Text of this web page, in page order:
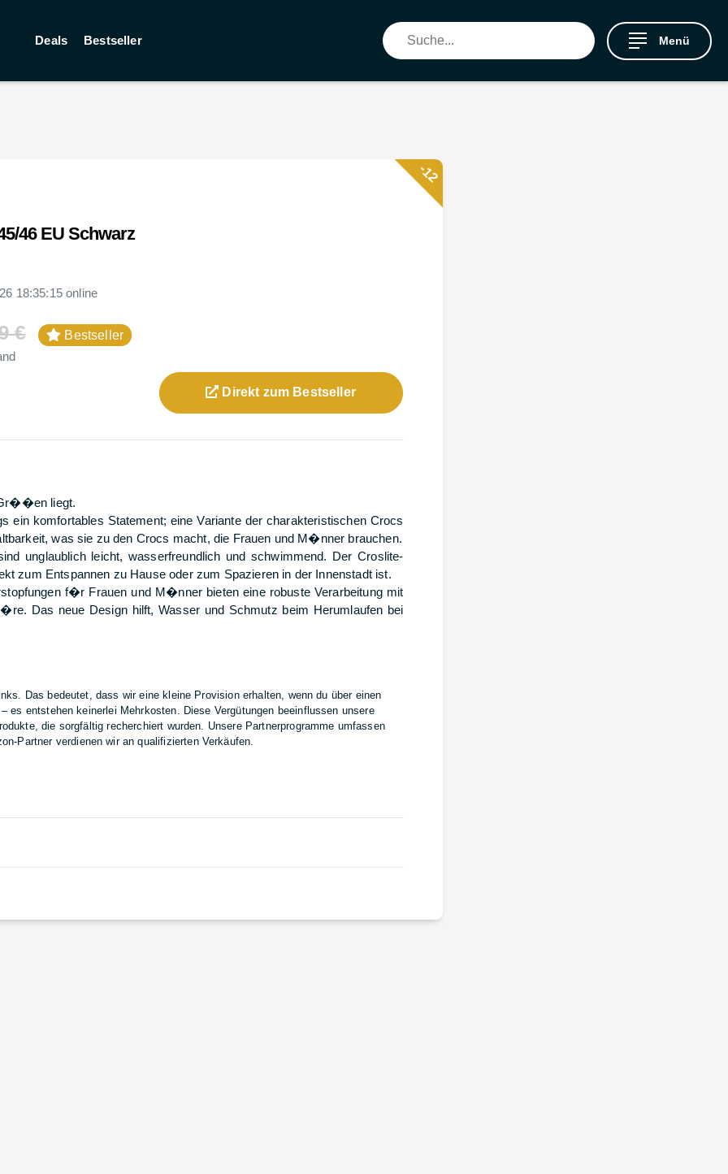
Deals Bestseller Menü
46 EU Schwarz
18:35:15 online
€
Bestseller
Direkt zum Bestseller
liegt.
ein komfortables Statement; eine Variante der charakteristischen Crocs
was sie zu den Crocs macht, die Frauen und M�nner brauchen.
unglaublich leicht, wasserfreundlich und schwimmend. Der Croslite-
zum Entspannen zu Hause oder zum Spazieren in der Innenstadt ist.
f�r Frauen und M�nner bieten eine robuste Verarbeitung mit
Das neue Design hilft, Wasser und Schmutz beim Herumlaufen bei
Das bedeutet, dass wir eine kleine Provision erhalten, wenn du über einen
entstehen keinerlei Mehrkosten. Diese Vergütungen beeinflussen unsere
die sorgfältig recherchiert wurden. Unsere Partnerprogramme umfassen
Partner verdienen wir an qualifizierten Verkäufen.
-12